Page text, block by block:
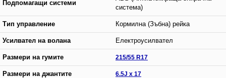
Подпомагащи системи
система)
Тип управление Кормилна (Зъбна) рейка
Усилвател на волана Електроусилвател
Размери на гумите 215/55 R17
Размери на джантите 6.5J x 17